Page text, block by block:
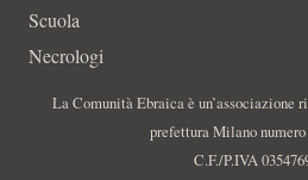
Scuola
Necrologi
La Comunità Ebraica è un’associazione
prefettura Milano numero
C.F./P.IVA